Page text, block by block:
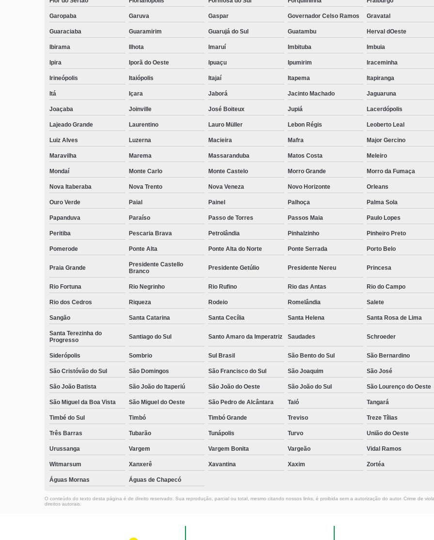
Garopaba Garuva Gaspar Governador Celso Ramos Gravatal
Guaraciaba Guaramirim Guarujá do Sul Guatambu Herval dOeste
Ibirama Ilhota Imaruí Imbituba Imbuia
Ipira Iporã do Oeste Ipuaçu Ipumirim Iraceminha
Irineópolis Itaiópolis Itajaí Itapema Itapiranga
Itá Içara Jaborá Jacinto Machado Jaguaruna
Joaçaba Joinville José Boiteux Jupiá Lacerdópolis
Lajeado Grande Laurentino Lauro Müller Lebon Régis Leoberto Leal
Luiz Alves Luzerna Macieira Mafra Major Gercino
Maravilha Marema Massaranduba Matos Costa Meleiro
Mondaí Monte Carlo Monte Castelo Morro Grande Morro da Fumaça
Nova Itaberaba Nova Trento Nova Veneza Novo Horizonte Orleans
Ouro Verde Paial Painel Palhoça Palma Sola
Papanduva Paraíso Passo de Torres Passos Maia Paulo Lopes
Peritiba Pescaria Brava Petrolândia Pinhalzinho Pinheiro Preto
Pomerode Ponte Alta Ponte Alta do Norte Ponte Serrada Porto Belo
Praia Grande
Presidente Castello
Branco
Presidente Getúlio Presidente Nereu Princesa
Rio Fortuna Rio Negrinho Rio Rufino Rio das Antas Rio do Campo
Rio dos Cedros Riqueza Rodeio Romelândia Salete
Sangão Santa Catarina Santa Cecília Santa Helena Santa Rosa de Lima
Santa Terezinha do
Progresso
Santiago do Sul Santo Amaro da Imperatriz Saudades Schroeder
Siderópolis Sombrio Sul Brasil São Bento do Sul São Bernardino
São Cristóvão do Sul São Domingos São Francisco do Sul São Joaquim São José
São João Batista São João do Itaperiú São João do Oeste São João do Sul São Lourenço do Oeste
São Miguel da Boa Vista São Miguel do Oeste São Pedro de Alcântara Taió Tangará
Timbé do Sul Timbó Timbó Grande Treviso Treze Tílias
Três Barras Tubarão Tunápolis Turvo União do Oeste
Urussanga Vargem Vargem Bonita Vargeão Vidal Ramos
Witmarsum Xanxerê Xavantina Xaxim Zortéa
Águas Mornas Águas de Chapecó
O conteúdo do texto desta página é de direito reservado. Sua reprodução, parcial ou total, mesmo citando nossos links, é proibida sem a autorização do autor. Crime de
direitos autorais